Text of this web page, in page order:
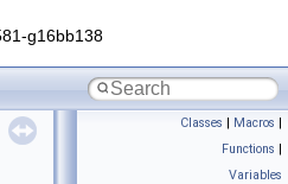
g16bb138
Classes | Macros |
Functions |
Variables